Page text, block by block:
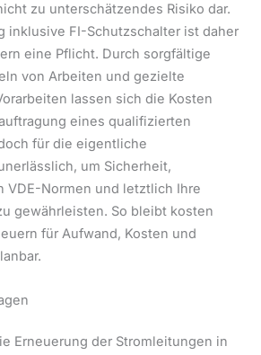
zu unterschätzendes Risiko dar.
inklusive FI-Schutzschalter ist daher
eine Pflicht. Durch sorgfältige
von Arbeiten und gezielte
lassen sich die Kosten
eines qualifizierten
für die eigentliche
um Sicherheit,
VDE-Normen und letztlich Ihre
gewährleisten. So bleibt kosten
für Aufwand, Kosten und
Erneuerung der Stromleitungen in